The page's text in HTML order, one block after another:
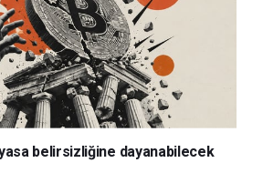
belirsizliğine dayanabilecek